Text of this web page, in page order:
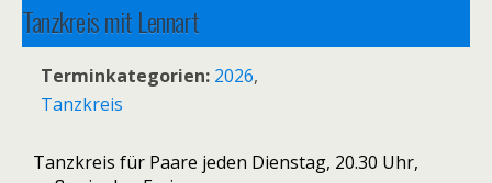
Tanzkreis mit Lennart
18. August 2026 20:30– 22:00
Terminkategorien: 2026,
Tanzkreis
Tanzkreis für Paare jeden Dienstag, 20.30 Uhr,